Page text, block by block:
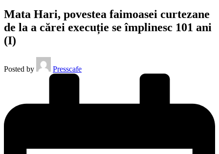
Mata Hari, povestea faimoasei curtezane
de la a cărei execuție se împlinesc 101 ani
(I)
Posted by Presscafe